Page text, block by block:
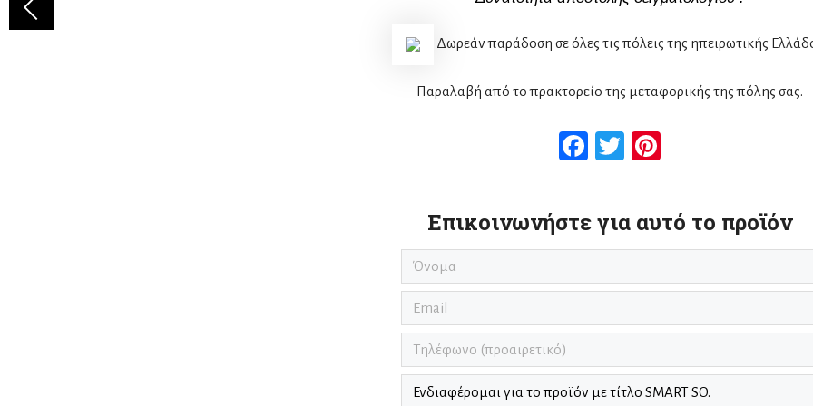
Δωρεάν παράδοση σε όλες τις πόλεις της ηπειρωτικής
Παραλαβή από το πρακτορείο της μεταφορικής της πόλης σας.
Facebook
Twitter
Επικοινωνήστε για αυτό το προϊόν